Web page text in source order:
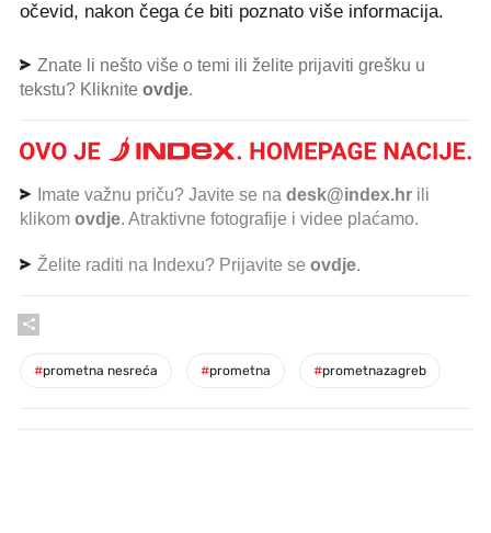
očevid, nakon čega će biti poznato više informacija.
Znate li nešto više o temi ili želite prijaviti grešku u
tekstu? Kliknite ovdje.
Imate važnu priču? Javite se na desk@index.hr ili
klikom ovdje. Atraktivne fotografije i videe plaćamo.
Želite raditi na Indexu? Prijavite se ovdje.
#prometna nesreća #prometna #prometnazagreb